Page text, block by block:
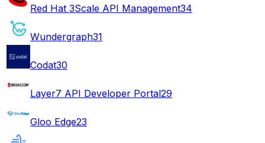
Red Hat 3Scale API Management34
Wundergraph31
Codat30
Layer7 API Developer Portal29
Gloo Edge23